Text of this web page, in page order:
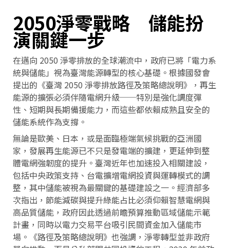
2050淨零戰略 儲能扮
演關鍵一步
在邁向 2050 淨零排放的全球潮流中，政府已將「電力系
統與儲能」視為臺灣能源轉型的核心基礎。根據國發會
提出的《臺灣 2050 淨零排放路徑及策略總說明》，再生
能源的擴張必須伴隨電網升級──特別是強化調度彈
性、短期與長期備援能力，而這些都依賴成熟且安全的
儲能系統作為支撐。
無論是歐美、日本，或是面臨極端氣候挑戰的亞洲國
家，發展再生能源已不只是發電端的擴建，更延伸到整
體電網強韌度的提升。臺灣近年也加速投入相關建設，
包括中央政策支持、台電擴增電網投資與運轉模式的調
整，其中儲能被視為最關鍵的基礎建設之一。經濟部多
次指出，節能減碳與提升綠能占比必須仰賴智慧電網與
高品質儲能，政府因此透過前瞻預算推動區域儲能示範
計畫，同時以電力交易平台吸引民間資金加入儲能市
場。《路徑及策略總說明》也強調，淨零轉型並非政府